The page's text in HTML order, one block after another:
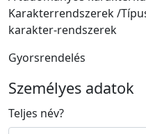
Karakterrendszerek /
karakter-rendszerek
Gyorsrendelés
Személyes adatok
Teljes név?